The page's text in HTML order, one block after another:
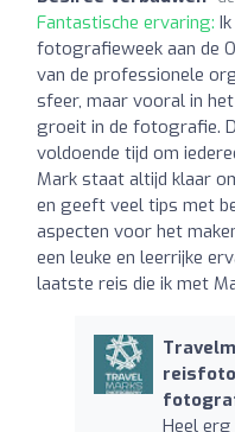
Fantastische ervaring:
fotografieweek aan de
van de professionele
sfeer, maar vooral in
groeit in de fotografie.
voldoende tijd om
Mark staat altijd klaar
en geeft veel tips met
aspecten voor het
een leuke en leerrijke
laatste reis die ik met
Heel